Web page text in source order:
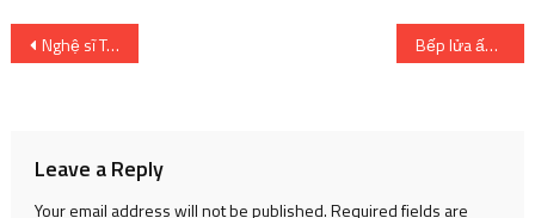
Post
Nghệ sĩ Trung Hiếu: ‘Sân khấu khan hiếm kịch bản hay’ Bếp lửa ấm – Tuổi Trẻ Online
Leave a Reply
Your email address will not be published.Required fields are